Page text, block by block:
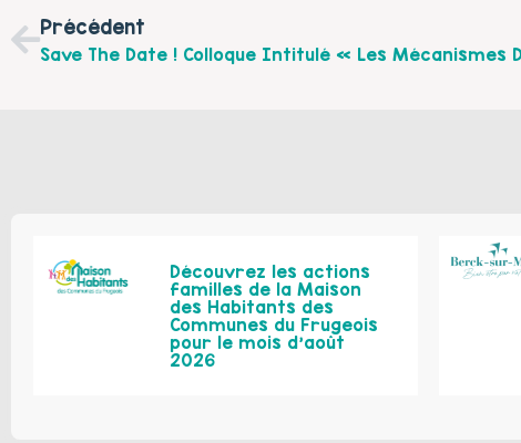
Précédent
Découvrez les actions
familles de la Maison
des Habitants des
Communes du Frugeois
pour le mois d’août
2026